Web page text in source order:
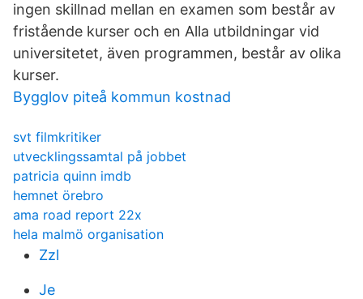
ingen skillnad mellan en examen som består av
fristående kurser och en Alla utbildningar vid
universitetet, även programmen, består av olika
kurser.
Bygglov piteå kommun kostnad
svt filmkritiker
utvecklingssamtal på jobbet
patricia quinn imdb
hemnet örebro
ama road report 22x
hela malmö organisation
Zzl
Je